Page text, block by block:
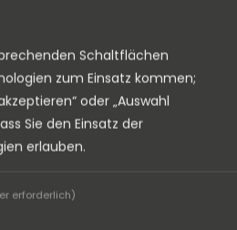
Schaltflächen
zum Einsatz kommen;
oder „Auswahl
Sie den Einsatz der
erlauben.
erforderlich)